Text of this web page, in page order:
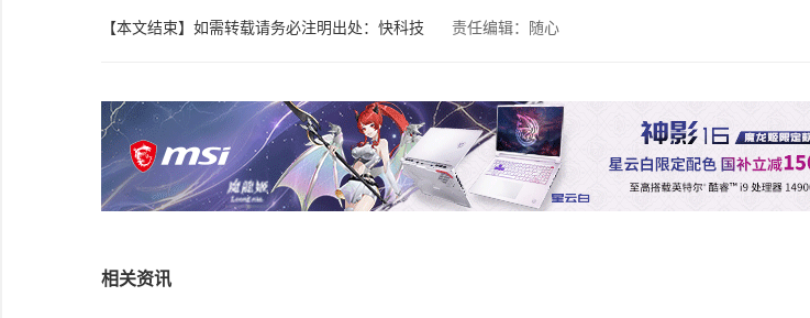
【本文结束】如需转载请务必注明出处：快科技 责任编辑：随心
相关资讯